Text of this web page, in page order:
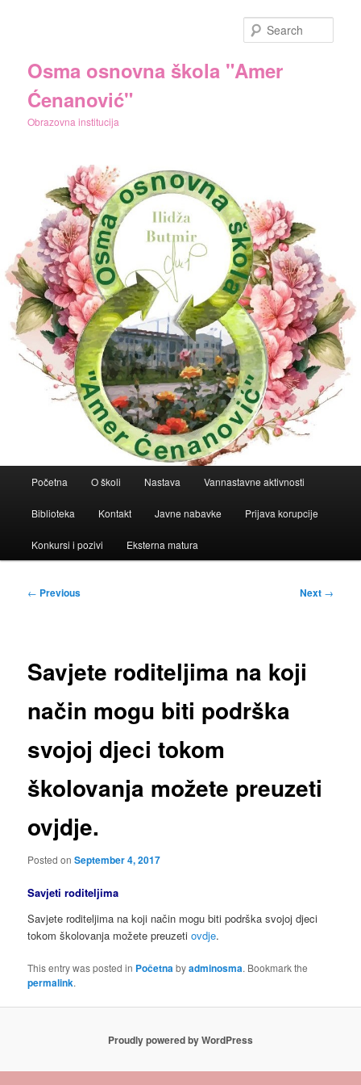
Osma osnovna škola "Amer
Ćenanović"
Obrazovna institucija
Početna O školi Nastava Vannastavne aktivnosti
Biblioteka Kontakt Javne nabavke Prijava korupcije
Konkursi i pozivi Eksterna matura
Post
← Previous Next →
Savjete roditeljima na koji
način mogu biti podrška
svojoj djeci tokom
školovanja možete preuzeti
ovjdje.
Posted onSeptember 4, 2017
Savjeti roditeljima
Savjete roditeljima na koji način mogu biti podrška svojoj djeci
tokom školovanja možete preuzetiovdje.
This entry was posted in Početnabyadminosma. Bookmark the
permalink.
Proudly powered by WordPress